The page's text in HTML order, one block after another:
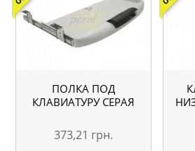
ПОЛКА ПОД
КЛАВИАТУРУ СЕРАЯ
373,21 грн.